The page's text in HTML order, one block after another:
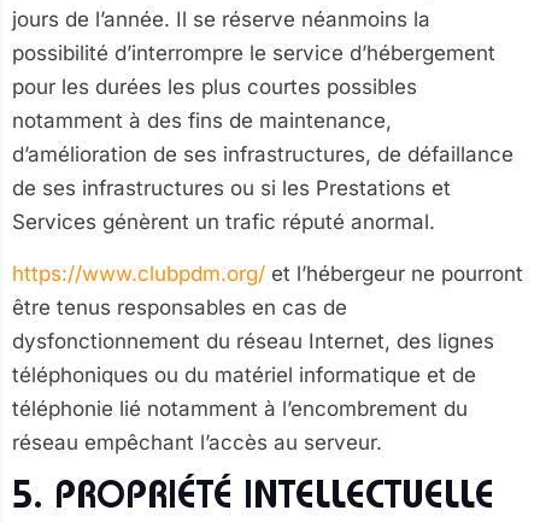
jours de l’année. Il se réserve néanmoins la
possibilité d’interrompre le service d’hébergement
pour les durées les plus courtes possibles
notamment à des fins de maintenance,
d’amélioration de ses infrastructures, de défaillance
de ses infrastructures ou si les Prestations et
Services génèrent un trafic réputé anormal.
https://www.clubpdm.org/ et l’hébergeur ne pourront
être tenus responsables en cas de
dysfonctionnement du réseau Internet, des lignes
téléphoniques ou du matériel informatique et de
téléphonie lié notamment à l’encombrement du
réseau empêchant l’accès au serveur.
5. PROPRIÉTÉ INTELLECTUELLE